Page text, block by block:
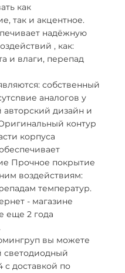
как
так и акцентное.
надёжную
, как:
и влаги, перепад
собственный
аналогов у
авторский дизайн и
контур
корпуса
Прочное покрытие
воздействиям:
температур.
- магазине
еще 2 года
вы можете
светодиодный
с доставкой по